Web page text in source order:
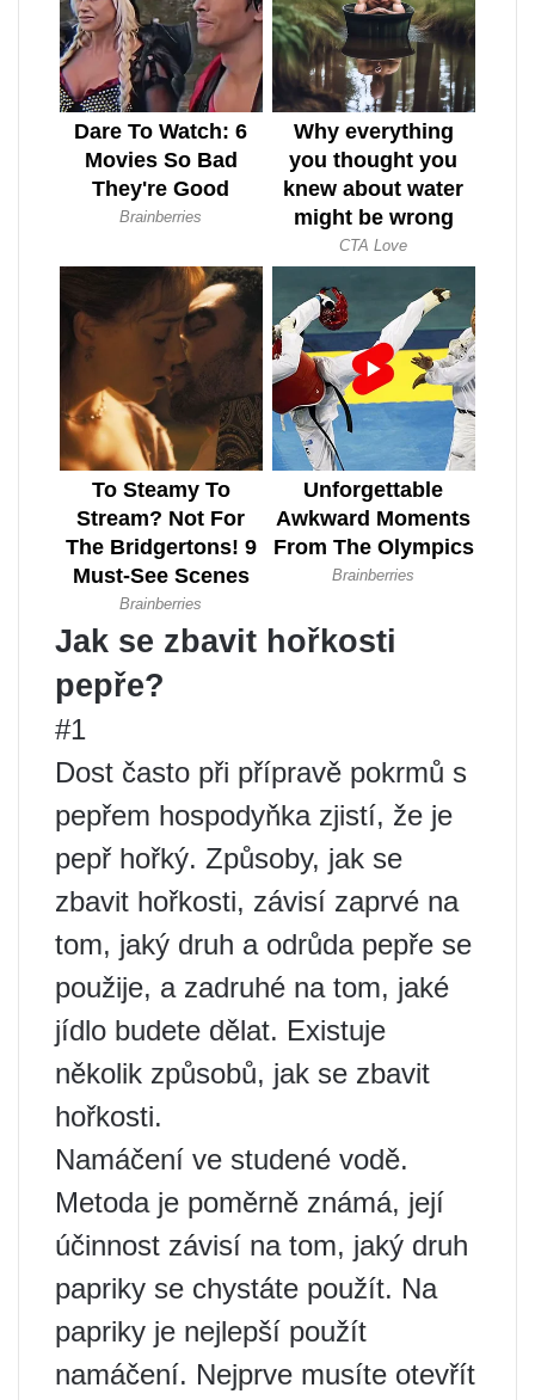
Jak se zbavit hořkosti
pepře?
#1
Dost často při přípravě pokrmů s
pepřem hospodyňka zjistí, že je
pepř hořký. Způsoby, jak se
zbavit hořkosti, závisí zaprvé na
tom, jaký druh a odrůda pepře se
použije, a zadruhé na tom, jaké
jídlo budete dělat. Existuje
několik způsobů, jak se zbavit
hořkosti.
Namáčení ve studené vodě.
Metoda je poměrně známá, její
účinnost závisí na tom, jaký druh
papriky se chystáte použít. Na
papriky je nejlepší použít
namáčení. Nejprve musíte otevřít